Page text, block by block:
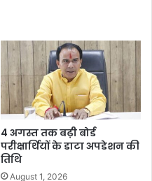
4 अगस्त तक बढ़ी बोर्ड
परीक्षार्थियों के डाटा अपडेशन की
तिथि
August 1, 2026